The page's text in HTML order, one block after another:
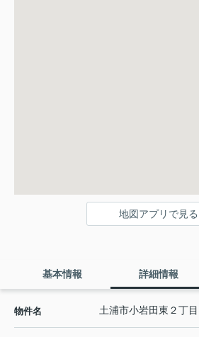
地図アプリで見る
基本情報 詳細情報
物件名 土浦市小岩田東２丁